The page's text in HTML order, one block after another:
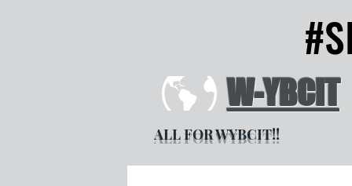
W-YBCIT
ALL FOR WYBCIT!!